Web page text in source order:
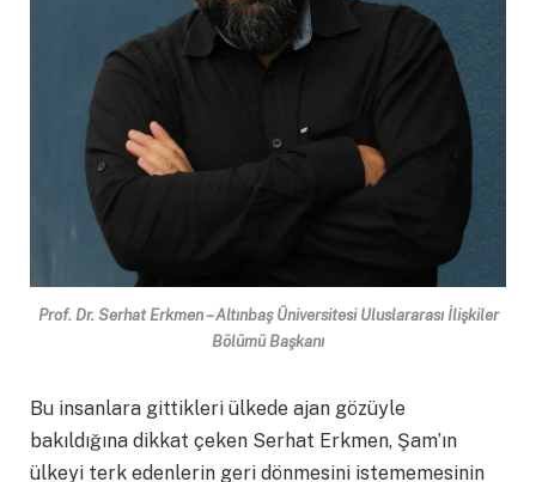
Prof. Dr. Serhat Erkmen – Altınbaş Üniversitesi Uluslararası İlişkiler
Bölümü Başkanı
Bu insanlara gittikleri ülkede ajan gözüyle
bakıldığına dikkat çeken Serhat Erkmen, Şam’ın
ülkeyi terk edenlerin geri dönmesini istememesinin